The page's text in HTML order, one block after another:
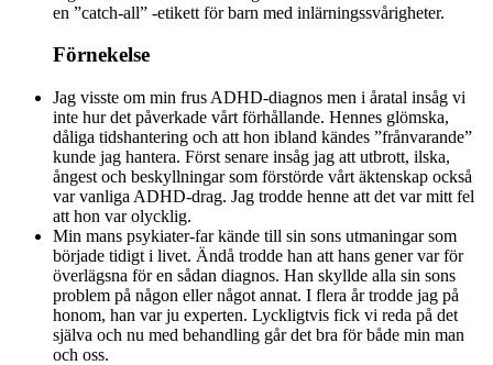
en ”catch-all” -etikett för barn med inlärningssvårigheter.
Förnekelse
Jag visste om min frus ADHD-diagnos men i åratal insåg vi
inte hur det påverkade vårt förhållande. Hennes glömska,
dåliga tidshantering och att hon ibland kändes ”frånvarande”
kunde jag hantera. Först senare insåg jag att utbrott, ilska,
ångest och beskyllningar som förstörde vårt äktenskap också
var vanliga ADHD-drag. Jag trodde henne att det var mitt fel
att hon var olycklig.
Min mans psykiater-far kände till sin sons utmaningar som
började tidigt i livet. Ändå trodde han att hans gener var för
överlägsna för en sådan diagnos. Han skyllde alla sin sons
problem på någon eller något annat. I flera år trodde jag på
honom, han var ju experten. Lyckligtvis fick vi reda på det
själva och nu med behandling går det bra för både min man
och oss.